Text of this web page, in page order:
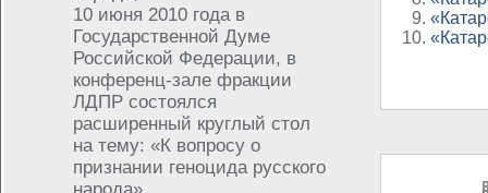
10 июня 2010 года в
Государственной Думе
Российской Федерации, в
конференц-зале фракции
ЛДПР состоялся
расширенный круглый стол
на тему: «К вопросу о
признании геноцида русского